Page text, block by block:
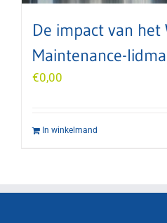
De impact van het
Maintenance-
€0,00
In winkelmand